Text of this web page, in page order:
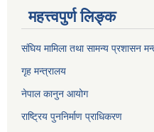
महत्त्वपुर्ण लिङ्क
संघिय मामिला तथा सामन्य प्रशासन
गृह मन्त्रालय
नेपाल कानुन आयोग
राष्ट्रिय पुननिर्माण प्राधिकरण